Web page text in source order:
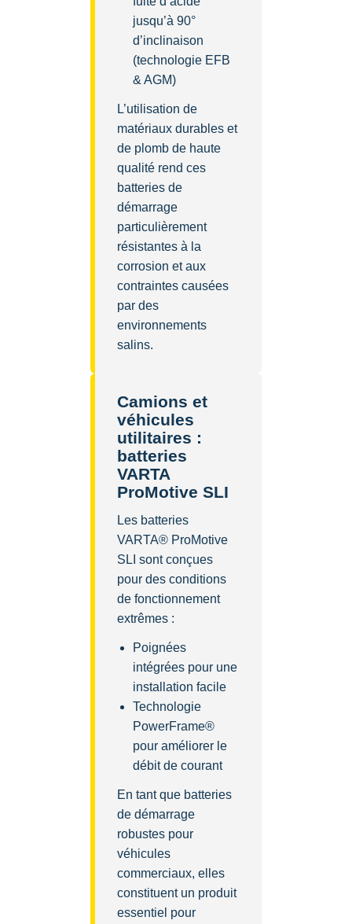
jusqu’à 90°
d’inclinaison
(technologie EFB
& AGM)
L’utilisation de
matériaux durables et
de plomb de haute
qualité rend ces
batteries de
démarrage
particulièrement
résistantes à la
corrosion et aux
contraintes causées
par des
environnements
salins.
Camions et
véhicules
utilitaires :
batteries
VARTA
ProMotive SLI
Les batteries
VARTA® ProMotive
SLI sont conçues
pour des conditions
de fonctionnement
extrêmes :
Poignées
intégrées pour une
installation facile
Technologie
PowerFrame®
pour améliorer le
débit de courant
En tant que batteries
de démarrage
robustes pour
véhicules
commerciaux, elles
constituent un produit
essentiel pour